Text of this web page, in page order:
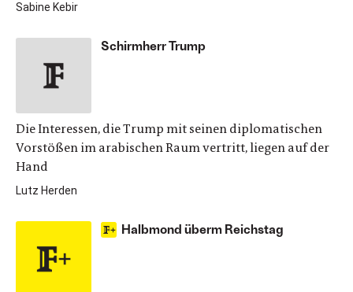
Sabine Kebir
Schirmherr Trump
Die Interessen, die Trump mit seinen diplomatischen
Vorstößen im arabischen Raum vertritt, liegen auf der
Hand
Lutz Herden
Halbmond überm Reichstag